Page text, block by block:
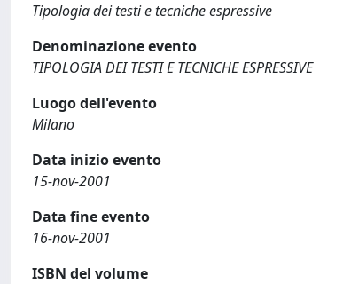
Tipologia dei testi e tecniche espressive
Denominazione evento
TIPOLOGIA DEI TESTI E TECNICHE ESPRESSIVE
Luogo dell'evento
Milano
Data inizio evento
15-nov-2001
Data fine evento
16-nov-2001
ISBN del volume